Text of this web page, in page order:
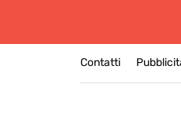
Contatti